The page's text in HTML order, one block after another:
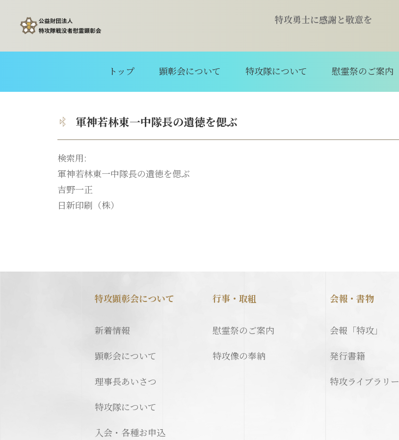
特攻勇士に感謝と敬意を
トップ 顕彰会について 特攻隊について 慰霊祭のご案内
軍神若林東一中隊長の遺徳を偲ぶ
検索用:
軍神若林東一中隊長の遺徳を偲ぶ
吉野一正
日新印刷（株）
特攻顕彰会について
新着情報
顕彰会について
理事長あいさつ
特攻隊について
入会・各種お申込
行事・取組
慰霊祭のご案内
特攻像の奉納
会報・書物
会報「特攻」
発行書籍
特攻ライブラリー